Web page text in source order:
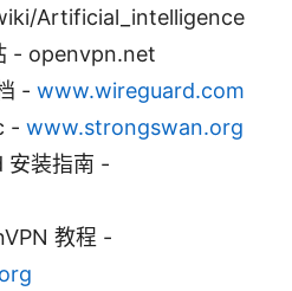
Artificial_intelligence
- openvpn.net
- www.wireguard.com
- www.strongswan.org
安装指南 -
教程 -